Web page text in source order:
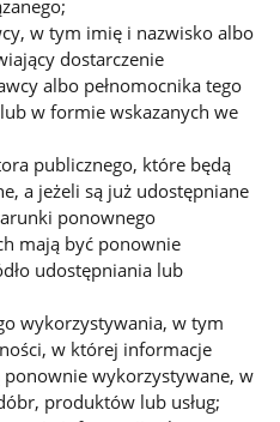
w tym imię i nazwisko albo
dostarczenie
albo pełnomocnika tego
w formie wskazanych we
publicznego, które będą
a jeżeli są już udostępniane
ponownego
mają być ponownie
udostępniania lub
wykorzystywania, w tym
w której informacje
wykorzystywane, w
produktów lub usług;